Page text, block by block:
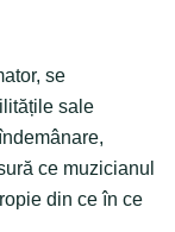
se
sale
ce muzicianul
din ce în ce